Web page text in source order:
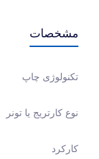
مشخصات
تکنولوژی چاپ
نوع کارتریج یا تونر
کارکرد